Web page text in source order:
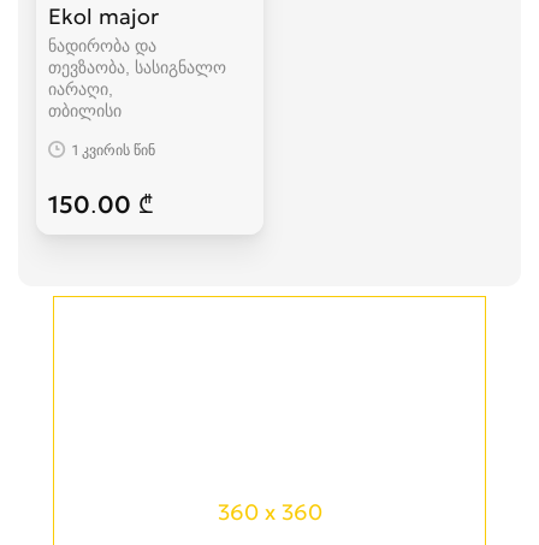
Ekol major
ნადირობა და
თევზაობა, სასიგნალო
იარაღი
თბილისი
1 კვირის წინ
150.00 ₾
360 x 360